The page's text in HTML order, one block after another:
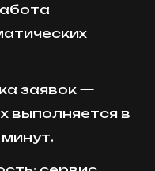
заявок —
выполняется в